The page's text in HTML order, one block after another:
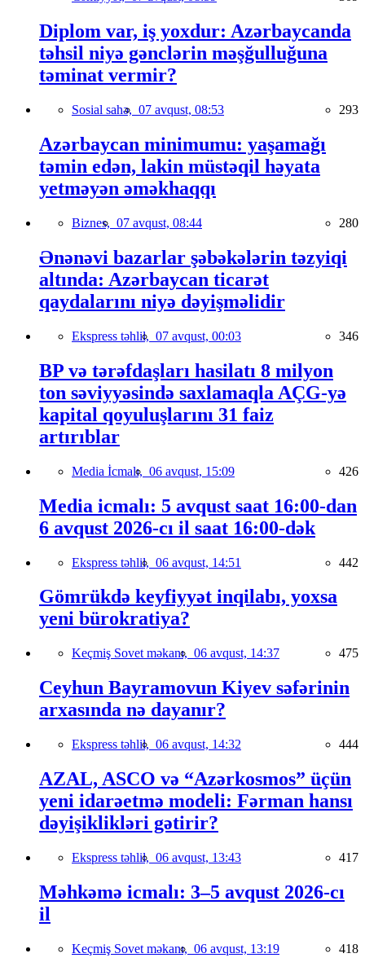
Diplom var, iş yoxdur: Azərbaycanda
təhsil niyə gənclərin məşğulluğuna
təminat vermir?
Sosial sahə, 07 avqust, 08:53 293
Azərbaycan minimumu: yaşamağı
təmin edən, lakin müstəqil həyata
yetməyən əməkhaqqı
Biznes, 07 avqust, 08:44 280
Ənənəvi bazarlar şəbəkələrin təzyiqi
altında: Azərbaycan ticarət
qaydalarını niyə dəyişməlidir
Ekspress təhlil, 07 avqust, 00:03 346
BP və tərəfdaşları hasilatı 8 milyon
ton səviyyəsində saxlamaqla AÇG-yə
kapital qoyuluşlarını 31 faiz
artırıblar
Media İcmalı, 06 avqust, 15:09 426
Media icmalı: 5 avqust saat 16:00-dan
6 avqust 2026-cı il saat 16:00-dək
Ekspress təhlil, 06 avqust, 14:51 442
Gömrükdə keyfiyyət inqilabı, yoxsa
yeni bürokratiya?
Keçmiş Sovet məkanı, 06 avqust, 14:37 475
Ceyhun Bayramovun Kiyev səfərinin
arxasında nə dayanır?
Ekspress təhlil, 06 avqust, 14:32 444
AZAL, ASCO və “Azərkosmos” üçün
yeni idarəetmə modeli: Fərman hansı
dəyişiklikləri gətirir?
Ekspress təhlil, 06 avqust, 13:43 417
Məhkəmə icmalı: 3–5 avqust 2026-cı
il
Keçmiş Sovet məkanı, 06 avqust, 13:19 418